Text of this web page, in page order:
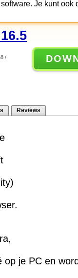
Je kunt ook
/
Reviews
je PC en